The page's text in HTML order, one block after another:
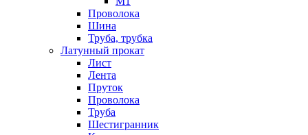
Проволока
Шина
Труба, трубка
Латунный прокат
Лист
Лента
Пруток
Проволока
Труба
Шестигранник